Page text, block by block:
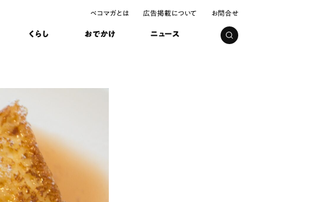
ペコマガとは 広告掲載について お問合せ
くらし おでかけ ニュース